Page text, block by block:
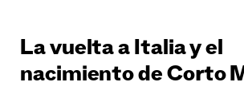
La vuelta a Italia y el
nacimiento de Corto